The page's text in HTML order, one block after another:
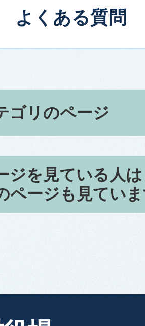
よくある質問
ゴリのページ
ジを見ている人は
ページも見てい